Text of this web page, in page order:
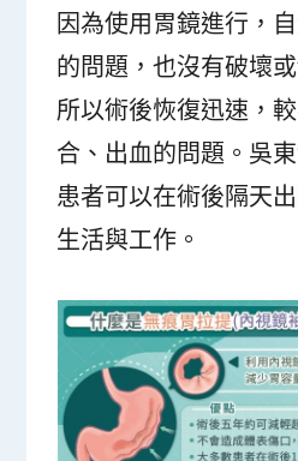
因為使用胃鏡進行，
的問題，也沒有破壞
所以術後恢復迅速，
合、出血的問題。吳
患者可以在術後隔天
生活與工作。